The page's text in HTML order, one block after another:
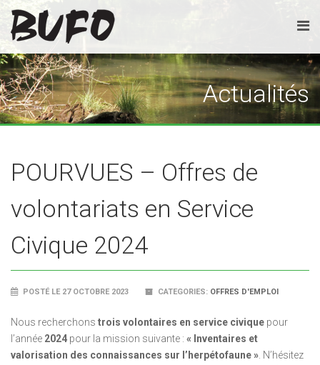
Actualités
POURVUES – Offres de
volontariats en Service
Civique 2024
POSTÉ LE 27 OCTOBRE 2023 CATEGORIES: OFFRES D'EMPLOI
Nous recherchons trois volontaires en service civique pour
l’année 2024 pour la mission suivante : « Inventaires et
valorisation des connaissances sur l’herpétofaune » . N’hésitez